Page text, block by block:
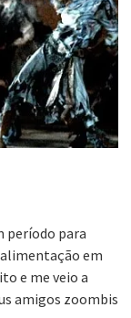
período para
em
e me veio a
amigos zoombis